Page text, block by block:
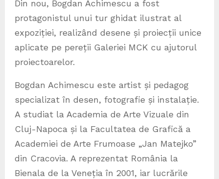
Din nou, Bogdan Achimescu a fost
protagonistul unui tur ghidat ilustrat al
expoziției, realizând desene și proiecții unice
aplicate pe pereții Galeriei MCK cu ajutorul
proiectoarelor.
Bogdan Achimescu este artist și pedagog
specializat în desen, fotografie și instalație.
A studiat la Academia de Arte Vizuale din
Cluj-Napoca și la Facultatea de Grafică a
Academiei de Arte Frumoase „Jan Matejko”
din Cracovia. A reprezentat România la
Bienala de la Veneția în 2001, iar lucrările